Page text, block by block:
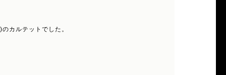
ルテットでした。